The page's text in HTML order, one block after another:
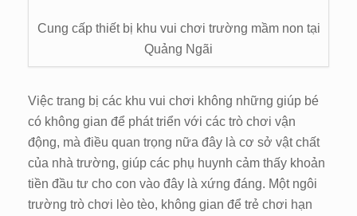
Cung cấp thiết bị khu vui chơi trường mầm non tại
Quảng Ngãi
Việc trang bị các khu vui chơi không những giúp bé
có không gian để phát triển với các trò chơi vận
động, mà điều quan trọng nữa đây là cơ sở vật chất
của nhà trường, giúp các phụ huynh cảm thấy khoản
tiền đầu tư cho con vào đây là xứng đáng. Một ngôi
trường trò chơi lèo tèo, không gian để trẻ chơi hạn